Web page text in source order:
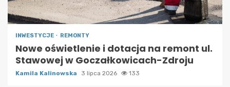
INWESTYCJE REMONTY
Nowe oświetlenie i dotacja na remont ul.
Stawowej w Goczałkowicach-Zdroju
Kamila Kalinowska 3 lipca 2026 133